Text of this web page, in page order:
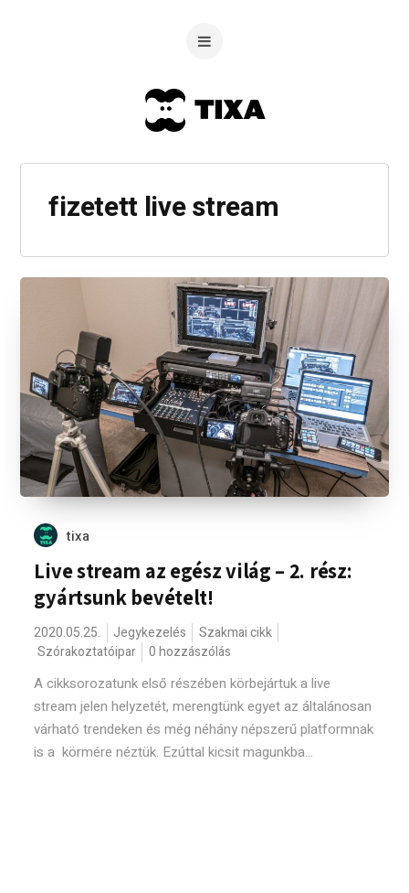
fizetett live stream
tixa
Live stream az egész világ – 2. rész:
gyártsunk bevételt!
2020.05.25. Jegykezelés
Szakmai cikk
Szórakoztatóipar
0 hozzászólás
A cikksorozatunk első részében körbejártuk a live
stream jelen helyzetét, merengtünk egyet az általánosan
várható trendeken és még néhány népszerű platformnak
is a körmére néztük. Ezúttal kicsit magunkba...